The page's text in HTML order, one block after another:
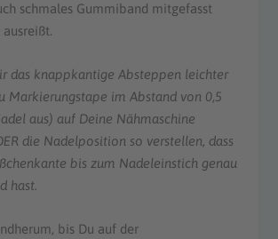
schmales Gummiband mitgefasst
das knappkantige Absteppen leichter
Markierungstape im Abstand von 0,5
aus) auf Deine Nähmaschine
die Nadelposition so verstellen, dass
bis zum Nadeleinstich genau
hast.
bis Du auf der